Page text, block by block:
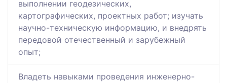
выполнении геодезических,
картографических, проектных работ; изучать
научно-техническую информацию, и внедрять
передовой отечественный и зарубежный
опыт;
Владеть навыками проведения инженерно-